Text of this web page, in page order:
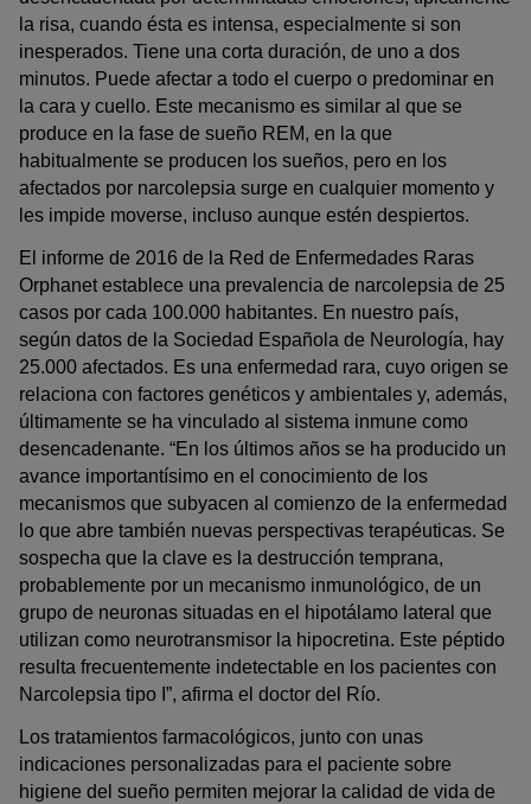
la risa, cuando ésta es intensa, especialmente si son
inesperados. Tiene una corta duración, de uno a dos
minutos. Puede afectar a todo el cuerpo o predominar en
la cara y cuello. Este mecanismo es similar al que se
produce en la fase de sueño REM, en la que
habitualmente se producen los sueños, pero en los
afectados por narcolepsia surge en cualquier momento y
les impide moverse, incluso aunque estén despiertos.
El informe de 2016 de la Red de Enfermedades Raras
Orphanet establece una prevalencia de narcolepsia de 25
casos por cada 100.000 habitantes. En nuestro país,
según datos de la Sociedad Española de Neurología, hay
25.000 afectados. Es una enfermedad rara, cuyo origen se
relaciona con factores genéticos y ambientales y, además,
últimamente se ha vinculado al sistema inmune como
desencadenante. “En los últimos años se ha producido un
avance importantísimo en el conocimiento de los
mecanismos que subyacen al comienzo de la enfermedad
lo que abre también nuevas perspectivas terapéuticas. Se
sospecha que la clave es la destrucción temprana,
probablemente por un mecanismo inmunológico, de un
grupo de neuronas situadas en el hipotálamo lateral que
utilizan como neurotransmisor la hipocretina. Este péptido
resulta frecuentemente indetectable en los pacientes con
Narcolepsia tipo I”, afirma el doctor del Río.
Los tratamientos farmacológicos, junto con unas
indicaciones personalizadas para el paciente sobre
higiene del sueño permiten mejorar la calidad de vida de